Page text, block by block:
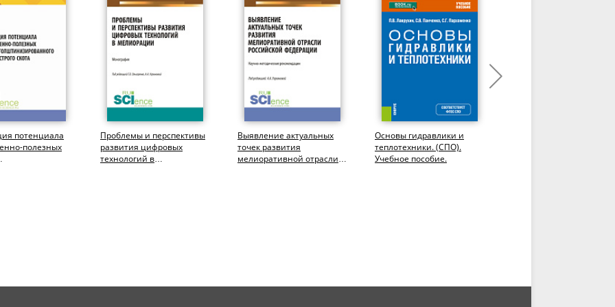
потенциала
полезных
Проблемы и перспективы
развития цифровых
технологий в
Выявление актуальных
точек развития
мелиоративной отрасли
Основы гидравлики и
теплотехники. (СПО).
Учебное пособие.